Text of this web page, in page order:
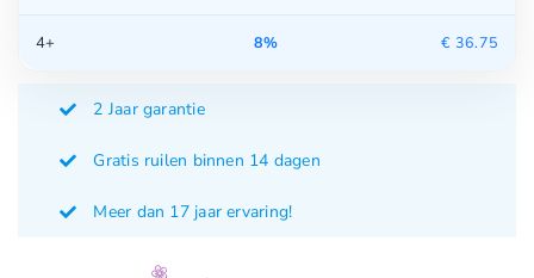
4+ 8% € 36.75
2 Jaar garantie
Gratis ruilen binnen 14 dagen
Meer dan 17 jaar ervaring!